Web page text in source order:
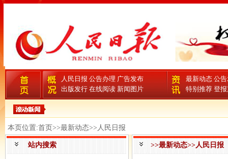
人民日报 公告办理 广告发布
出版发行 在线阅读 新闻图片
最新动态 公
特别推荐 登
本页位置:首页>>最新动态>>人民日报
站内搜索 >>最新动态>>人民日报